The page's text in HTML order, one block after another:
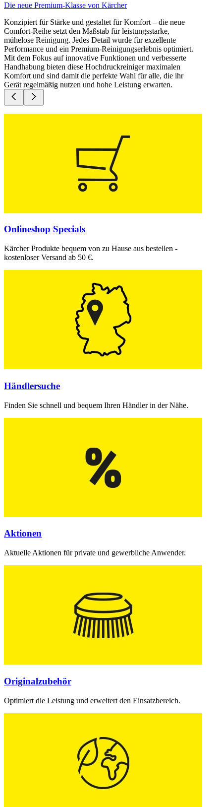
Die neue Premium-Klasse von Kärcher
Konzipiert für Stärke und gestaltet für Komfort – die neue
Comfort-Reihe setzt den Maßstab für leistungsstarke,
mühelose Reinigung. Jedes Detail wurde für exzellente
Performance und ein Premium-Reinigungserlebnis optimiert.
Mit dem Fokus auf innovative Funktionen und verbesserte
Handhabung bieten diese Hochdruckreiniger maximalen
Komfort und sind damit die perfekte Wahl für alle, die ihr
Gerät regelmäßig nutzen und hohe Leistung erwarten.
Onlineshop Specials
Kärcher Produkte bequem von zu Hause aus bestellen -
kostenloser Versand ab 50 €.
Händlersuche
Finden Sie schnell und bequem Ihren Händler in der Nähe.
Aktionen
Aktuelle Aktionen für private und gewerbliche Anwender.
Originalzubehör
Optimiert die Leistung und erweitert den Einsatzbereich.